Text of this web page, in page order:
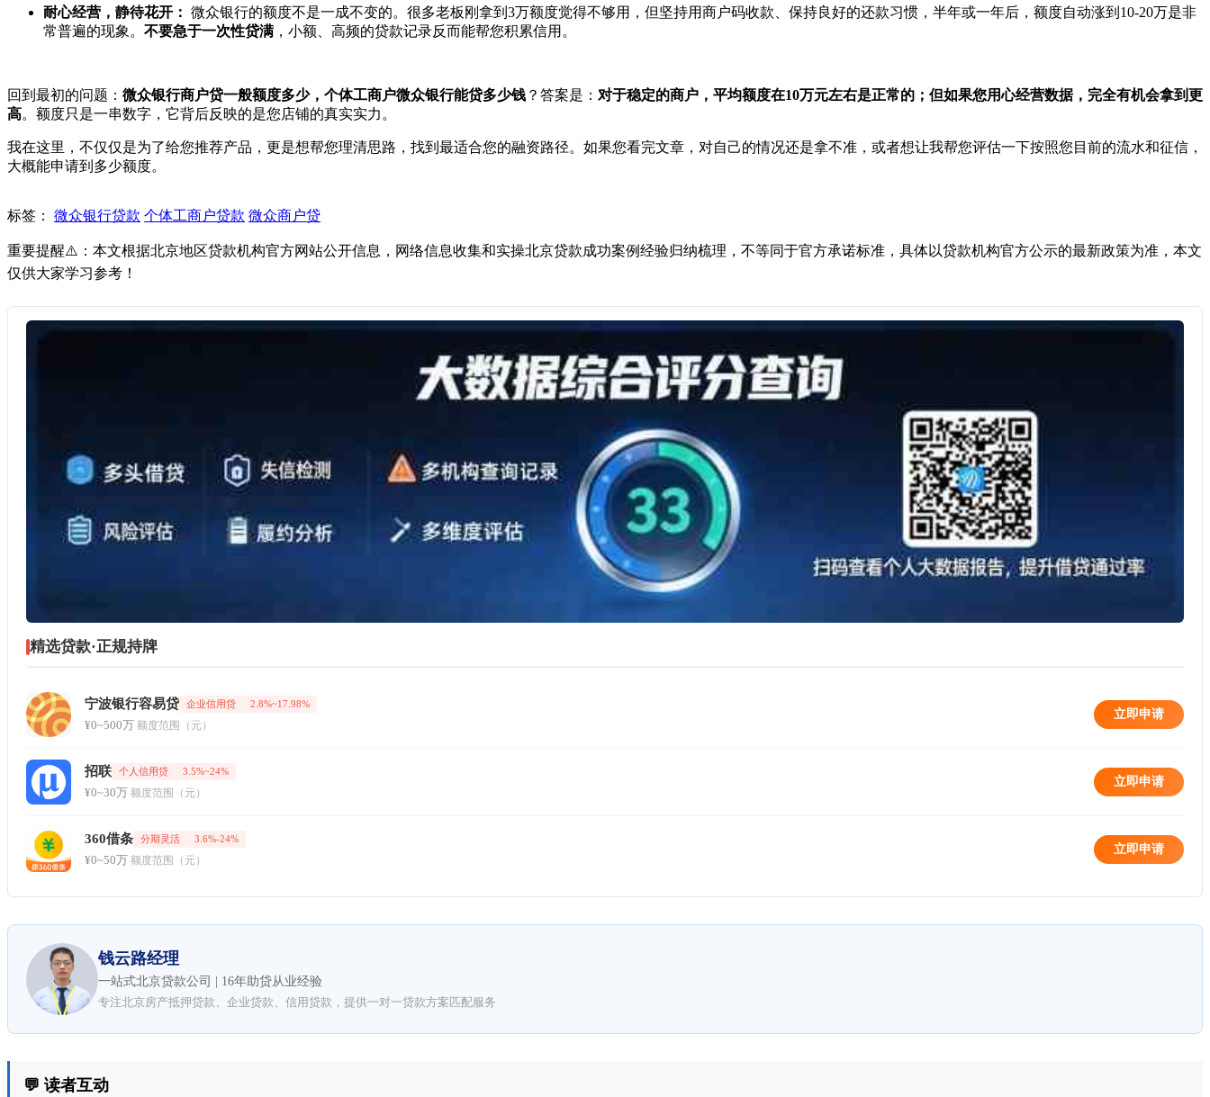
耐心经营，静待花开： 微众银行的额度不是一成不变的。很多老板刚拿到3万额度觉得不够用，但坚持用商户码收款、保持良好的还款习惯，半年或一年后，额度自动涨到10-20万是非
常普遍的现象。 不要急于一次性贷满 ，小额、高频的贷款记录反而能帮您积累信用。
回到最初的问题： 微众银行商户贷一般额度多少，个体工商户微众银行能贷多少钱 ？答案是： 对于稳定的商户，平均额度在10万元左右是正常的；但如果您用心经营数据，完全有机会拿到更
高。额度只是一串数字，它背后反映的是您店铺的真实实力。
我在这里，不仅仅是为了给您推荐产品，更是想帮您理清思路，找到最适合您的融资路径。如果您看完文章，对自己的情况还是拿不准，或者想让我帮您评估一下按照您目前的流水和征信，
大概能申请到多少额度。
标签： 微众银行贷款 个体工商户贷款 微众商户贷
重要提醒⚠️：本文根据北京地区贷款机构官方网站公开信息，网络信息收集和实操北京贷款成功案例经验归纳梳理，不等同于官方承诺标准，具体以贷款机构官方公示的最新政策为准，本文
仅供大家学习参考！
精选贷款·正规持牌
宁波银行容易贷 企业信用贷 2.8%~17.98%
¥0~500万 额度范围（元）
立即申请
招联 个人信用贷 3.5%~24%
¥0~30万 额度范围（元）
立即申请
360借条 分期灵活 3.6%-24%
¥0~50万 额度范围（元）
立即申请
钱云路经理
一站式北京贷款公司 | 16年助贷从业经验
专注北京房产抵押贷款、企业贷款、信用贷款，提供一对一贷款方案匹配服务
💬 读者互动